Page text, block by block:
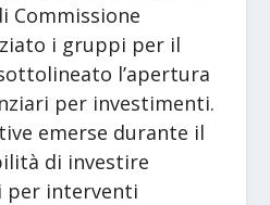
Commissione
i gruppi per il
l’apertura
per investimenti.
emerse durante il
di investire
per interventi